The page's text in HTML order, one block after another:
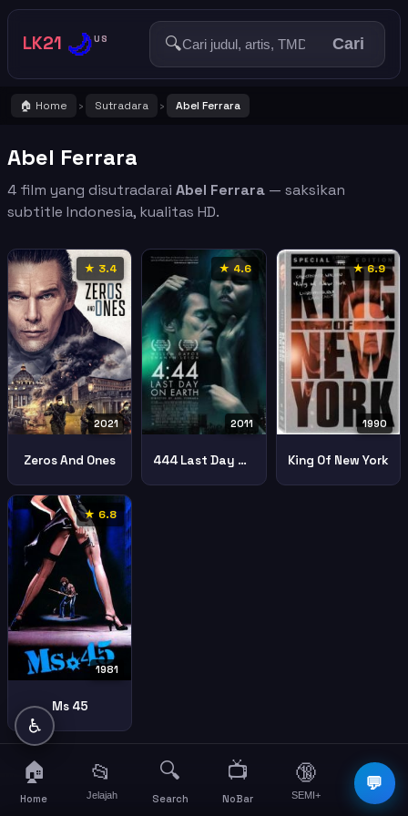
LK21 🌙US 🔍 Cari
🏠 Home › Sutradara › Abel Ferrara
Abel Ferrara
4 film yang disutradarai Abel Ferrara — saksikan
subtitle Indonesia, kualitas HD.
★ 3.4
2021
Zeros And Ones
★ 4.6
2011
444 Last Day On Earth
★ 6.9
1990
King Of New York
★ 6.8
1981
Ms 45
💬
♿
🏠
Home
📂
Jelajah
🔍
Search
📺
NoBar
🔞
SEMI+
☰